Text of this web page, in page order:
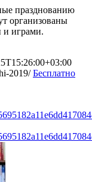
празднованию
организованы
и играми.
2019/ Бесплатно